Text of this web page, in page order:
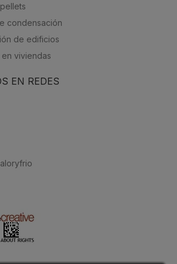
condensación
de edificios
viviendas
EN REDES